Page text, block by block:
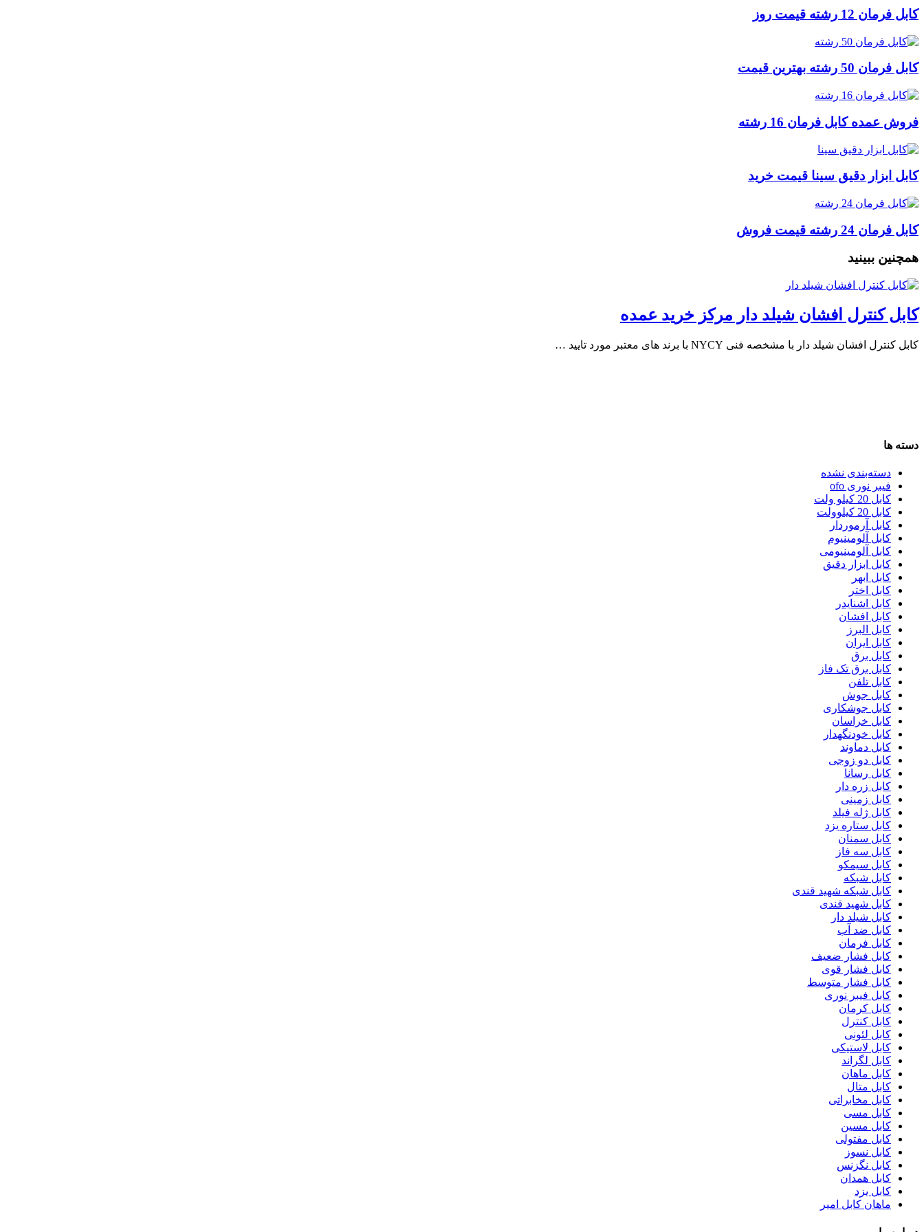
کابل فرمان 12 رشته قیمت روز
کابل فرمان 50 رشته بهترین قیمت
فروش عمده کابل فرمان 16 رشته
کابل ابزار دقیق سینا قیمت خرید
کابل فرمان 24 رشته قیمت فروش
همچنین ببینید
کابل کنترل افشان شیلد دار مرکز خرید عمده
کابل کنترل افشان شیلد دار با مشخصه فنی NYCY با برند های معتبر مورد تایید …
دسته ها
دسته‌بندی نشده
فیبر نوری ofo
کابل 20 کیلو ولت
کابل 20 کیلوولت
کابل آرموردار
کابل آلومینیوم
کابل آلومینیومی
کابل ابزار دقیق
کابل ابهر
کابل اختر
کابل اشنایدر
کابل افشان
کابل البرز
کابل ایران
کابل برق
کابل برق تک فاز
کابل تلفن
کابل جوش
کابل جوشکاری
کابل خراسان
کابل خودنگهدار
کابل دماوند
کابل دو زوجی
کابل رسانا
کابل زره دار
کابل زمینی
کابل ژله فیلد
کابل ستاره یزد
کابل سمنان
کابل سه فاز
کابل سیمکو
کابل شبکه
کابل شبکه شهید قندی
کابل شهید قندی
کابل شیلد دار
کابل ضد آب
کابل فرمان
کابل فشار ضعیف
کابل فشار قوی
کابل فشار متوسط
کابل فیبر نوری
کابل کرمان
کابل کنترل
کابل لئونی
کابل لاستیکی
کابل لگراند
کابل ماهان
کابل متال
کابل مخابراتی
کابل مسی
کابل مسین
کابل مفتولی
کابل نسوز
کابل نگزنس
کابل همدان
کابل یزد
ماهان کابل امیر